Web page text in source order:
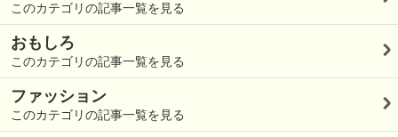
このカテゴリの記事一覧を見る
おもしろ
このカテゴリの記事一覧を見る
ファッション
このカテゴリの記事一覧を見る